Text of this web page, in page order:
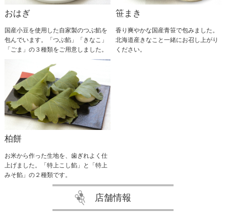
おはぎ
国産小豆を使用した自家製のつぶ餡を
包んでいます。「つぶ餡」「きなこ」
「ごま」の３種類をご用意しました。
笹まき
香り爽やかな国産青笹で包みました。
北海道産きなこと一緒にお召し上がり
ください。
柏餅
お米から作った生地を、歯ぎれよく仕
上げました。「特上こし餡」と「特上
みそ餡」の２種類です。
店舗情報